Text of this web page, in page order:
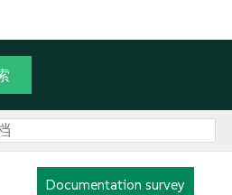
Documentation survey